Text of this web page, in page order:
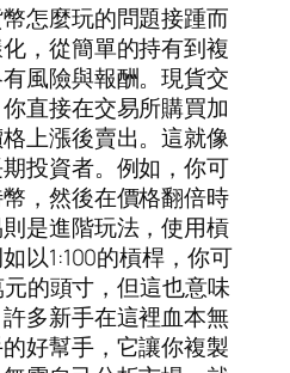
怎麼玩的問題接踵而
，從簡單的持有到複
風險與報酬。現貨交
直接在交易所購買加
上漲後賣出。這就像
投資者。例如，你可
，然後在價格翻倍時
是進階玩法，使用槓
以1:100的槓桿，你可
的頭寸，但這也意味
多新手在這裡血本無
好幫手，它讓你複製